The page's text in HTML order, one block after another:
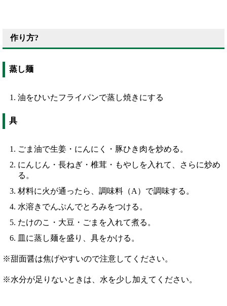
作り方?
蒸し麺
油をひいたフライパンで蒸し焼きにする
具
ごま油で生姜・にんにく・豚ひき肉を炒める。
にんじん・長ねぎ・椎茸・もやしを入れて、さらに炒め
る。
材料に火が通ったら、調味料（A）で調味する。
水溶きでんぷんでとろみをつける。
たけのこ・大豆・ごまを入れて煮る。
皿に蒸し麺を盛り、具をかける。
※甜面醤は焦げやすいので注意してください。
※水分が足りないときは、水を少し加えてください。